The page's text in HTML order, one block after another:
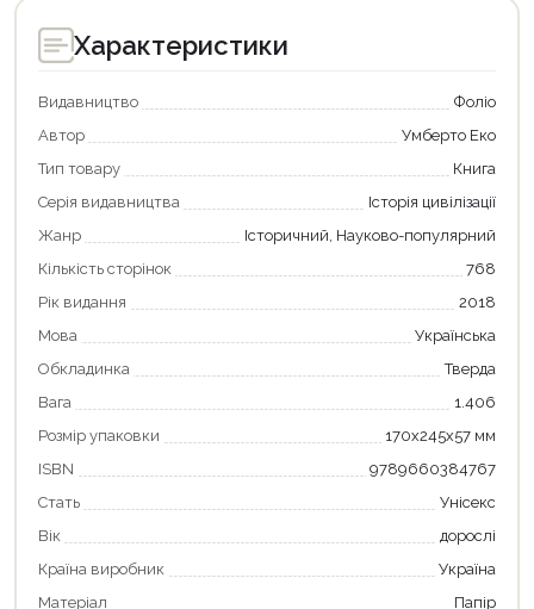
Характеристики
Видавництво
Фоліо
Автор
Умберто Еко
Тип товару
Книга
Серія видавництва
Історія цивілізації
Жанр
Історичний, Науково-популярний
Кількість сторінок
768
Рік видання
2018
Мова
Українська
Обкладинка
Тверда
Вага
1.406
Розмір упаковки
170х245х57 мм
ISBN
9789660384767
Стать
Унісекс
Вік
дорослі
Країна виробник
Україна
Матеріал
Папір
Продовжити покупки
Оформити замовлення